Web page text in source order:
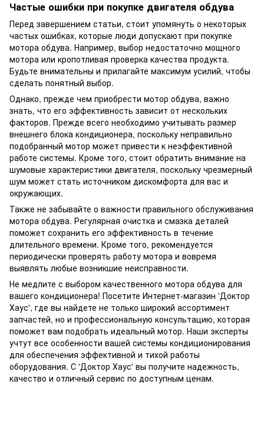
Частые ошибки при покупке двигателя обдува
Перед завершением статьи, стоит упомянуть о некоторых
частых ошибках, которые люди допускают при покупке
мотора обдува. Например, выбор недостаточно мощного
мотора или кропотливая проверка качества продукта.
Будьте внимательны и прилагайте максимум усилий, чтобы
сделать понятный выбор.
Однако, прежде чем приобрести мотор обдува, важно
знать, что его эффективность зависит от нескольких
факторов. Прежде всего необходимо учитывать размер
внешнего блока кондиционера, поскольку неправильно
подобранный мотор может привести к неэффективной
работе системы. Кроме того, стоит обратить внимание на
шумовые характеристики двигателя, поскольку чрезмерный
шум может стать источником дискомфорта для вас и
окружающих.
Также не забывайте о важности правильного обслуживания
мотора обдува. Регулярная очистка и смазка деталей
поможет сохранить его эффективность в течение
длительного времени. Кроме того, рекомендуется
периодически проверять работу мотора и вовремя
выявлять любые возникшие неисправности.
Не медлите с выбором качественного мотора обдува для
вашего кондиционера! Посетите Интернет-магазин 'Доктор
Хаус', где вы найдете не только широкий ассортимент
запчастей, но и профессиональную консультацию, которая
поможет вам подобрать идеальный мотор. Наши эксперты
учтут все особенности вашей системы кондиционирования
для обеспечения эффективной и тихой работы
оборудования. С 'Доктор Хаус' вы получите надежность,
качество и отличный сервис по доступным ценам.